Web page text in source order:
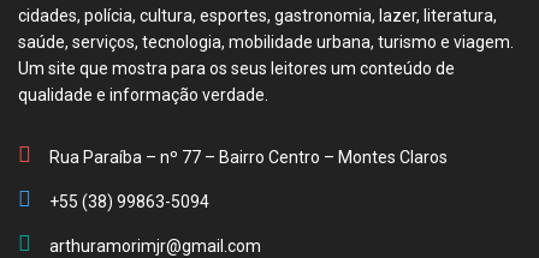
cidades, polícia, cultura, esportes, gastronomia, lazer, literatura,
saúde, serviços, tecnologia, mobilidade urbana, turismo e viagem.
Um site que mostra para os seus leitores um conteúdo de
qualidade e informação verdade.
Rua Paraíba – nº 77 – Bairro Centro – Montes Claros
+55 (38) 99863-5094
arthuramorimjr@gmail.com